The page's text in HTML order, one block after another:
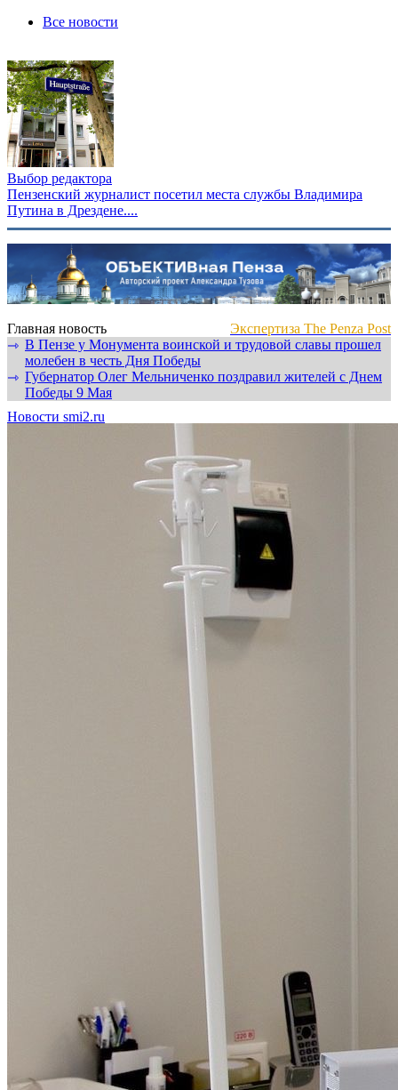
Все новости
Выбор редактора
Пензенский журналист посетил места службы Владимира
Путина в Дрездене....
Главная новость
Экспертиза The Penza Post
⇾ В Пензе у Монумента воинской и трудовой славы прошел
молебен в честь Дня Победы
⇾ Губернатор Олег Мельниченко поздравил жителей с Днем
Победы 9 Мая
Новости smi2.ru